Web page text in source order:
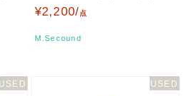
4141-1613 A…
¥2,200/点
M.Secound